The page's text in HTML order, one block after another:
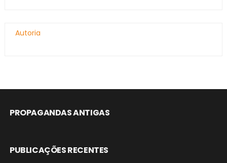
Autoria
PROPAGANDAS ANTIGAS
PUBLICAÇÕES RECENTES